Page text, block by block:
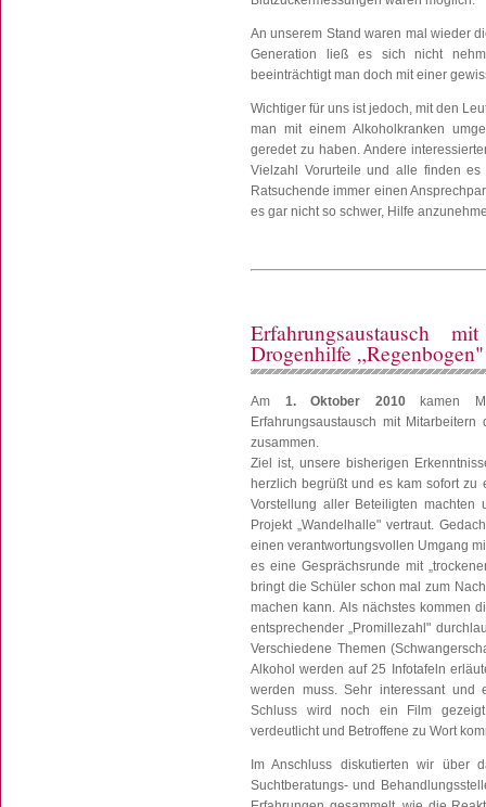
An unserem Stand waren mal wieder
Generation ließ es sich nicht
beeinträchtigt man doch mit einer
Wichtiger für uns ist jedoch, mit den
man mit einem Alkoholkranken
geredet zu haben. Andere
Vielzahl Vorurteile und alle finden
Ratsuchende immer einen
es gar nicht so schwer, Hilfe
Erfahrungsaustausch
Drogenhilfe „Regenbogen"
Am 1. Oktober 2010kamen
Erfahrungsaustausch mit
zusammen.
Ziel ist, unsere bisherigen
herzlich begrüßt und es kam sofort
Vorstellung aller Beteiligten
Projekt „Wandelhalle" vertraut.
einen verantwortungsvollen Umgang
es eine Gesprächsrunde mit
bringt die Schüler schon mal zum
machen kann. Als nächstes kommen
entsprechender „Promillezahl"
Verschiedene Themen
Alkohol werden auf 25 Infotafeln
werden muss. Sehr interessant und
Schluss wird noch ein Film
verdeutlicht und Betroffene zu Wort
Im Anschluss diskutierten wir über
Suchtberatungs- und